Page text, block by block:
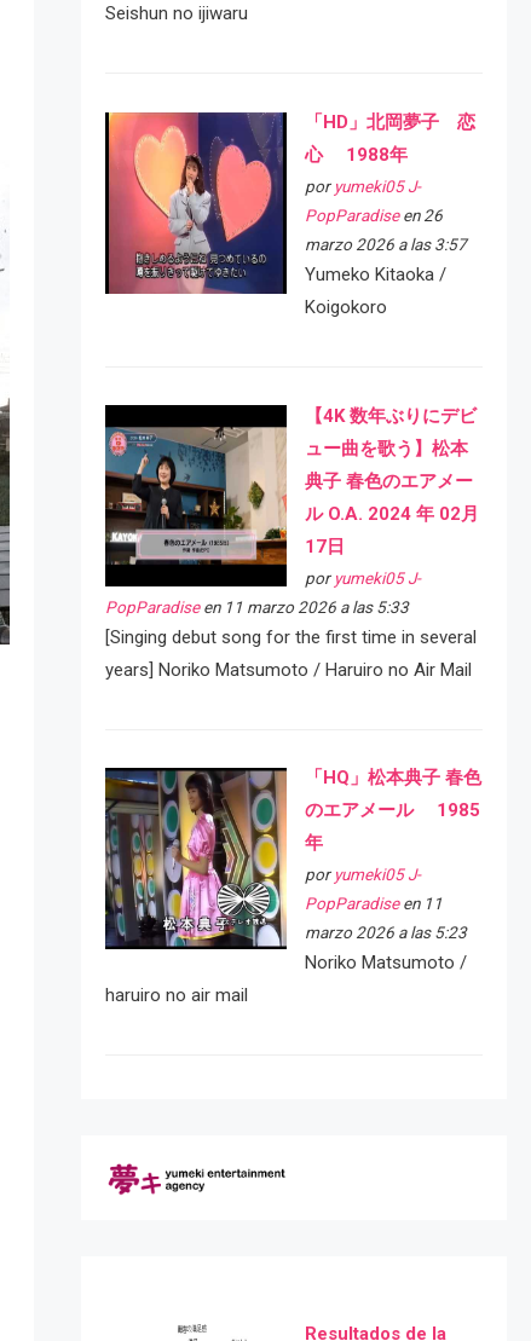
Seishun no ijiwaru
「HD」北岡夢子 恋
心 1988年
por yumeki05 J-
PopParadiseen 26
marzo 2026 a las 3:57
Yumeko Kitaoka /
Koigokoro
【4K 数年ぶりにデビ
ュー曲を歌う】松本
典子 春色のエアメー
ル O.A. 2024 年 02月
17日
por yumeki05 J-
PopParadiseen 11 marzo 2026 a las 5:33
[Singing debut song for the first time in several
years] Noriko Matsumoto / Haruiro no Air Mail
「HQ」松本典子 春色
のエアメール 1985
年
por yumeki05 J-
PopParadiseen 11
marzo 2026 a las 5:23
Noriko Matsumoto /
haruiro no air mail
Resultados de la